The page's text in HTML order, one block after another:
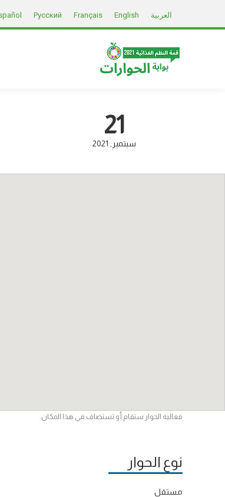
العربية English
Français
Русский
21
سبتمبر 2021
فعالية الحوار ستقام أو تستضاف في هذا المكان.
نوع الحوار
مستقل